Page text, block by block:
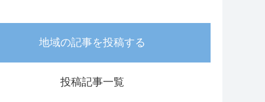
地域の記事を投稿する
投稿記事一覧